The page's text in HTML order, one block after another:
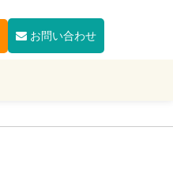
お問い合わせ